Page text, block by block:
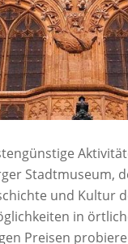
Stadtmuseum,
und Kultur
in
Preisen